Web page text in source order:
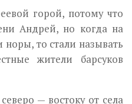
горой, потому что
Андрей, но когда на
норы, то стали называть
жители барсуков
— востоку от села